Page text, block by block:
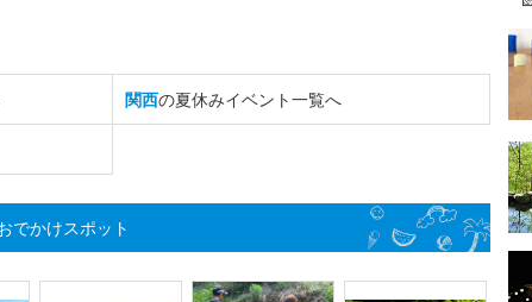
関西の夏休みイベント一覧へ
でかけスポット